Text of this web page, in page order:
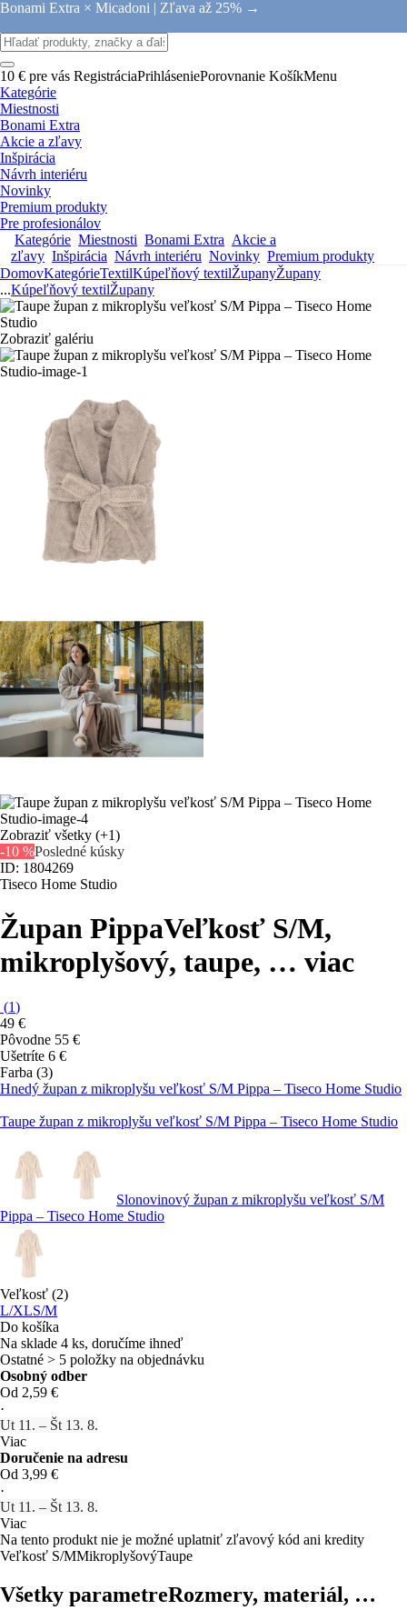
Bonami Extra × Micadoni | Zľava až 25% →
10 € pre vás RegistráciaPrihláseniePorovnanie KošíkMenu
Kategórie
Miestnosti
Bonami Extra
Akcie a zľavy
Inšpirácia
Návrh interiéru
Novinky
Premium produkty
Pre profesionálov
Kategórie Miestnosti Bonami Extra Akcie a
zľavy Inšpirácia Návrh interiéru Novinky Premium produkty
DomovKategórieTextilKúpeľňový textilŽupanyŽupany
...Kúpeľňový textilŽupany
Zobraziť galériu
Zobraziť všetky (+1)
-10 %Posledné kúsky
ID: 1804269
Tiseco Home Studio
Župan PippaVeľkosť S/M,
mikroplyšový, taupe, … viac
(1)
49 €
Pôvodne 55 €
Ušetríte 6 €
Farba (3)
Hnedý župan z mikroplyšu veľkosť S/M Pippa – Tiseco Home Studio
Taupe župan z mikroplyšu veľkosť S/M Pippa – Tiseco Home Studio
Slonovinový župan z mikroplyšu veľkosť S/M
Pippa – Tiseco Home Studio
Veľkosť (2)
L/XLS/M
Do košíka
Na sklade 4 ks, doručíme ihneď
Ostatné > 5 položky na objednávku
Osobný odber
Od 2,59 €
·
Ut 11. – Št 13. 8.
Viac
Doručenie na adresu
Od 3,99 €
·
Ut 11. – Št 13. 8.
Viac
Na tento produkt nie je možné uplatniť zľavový kód ani kredity
Veľkosť S/MMikroplyšovýTaupe
Všetky parametreRozmery, materiál, …